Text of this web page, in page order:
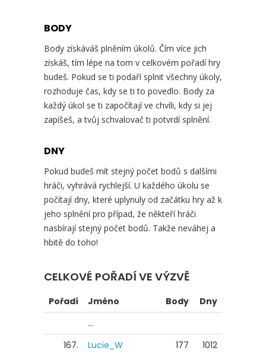
BODY
Body získáváš plněním úkolů. Čím více jich
získáš, tím lépe na tom v celkovém pořadí hry
budeš. Pokud se ti podaří splnit všechny úkoly,
rozhoduje čas, kdy se ti to povedlo. Body za
každý úkol se ti započítají ve chvíli, kdy si jej
zapíšeš, a tvůj schvalovač ti potvrdí splnění.
DNY
Pokud budeš mít stejný počet bodů s dalšími
hráči, vyhrává rychlejší. U každého úkolu se
počítají dny, které uplynuly od začátku hry až k
jeho splnění pro případ, že někteří hráči
nasbírají stejný počet bodů. Takže neváhej a
hbitě do toho!
CELKOVÉ POŘADÍ VE VÝZVĚ
Pořadí Jméno Body
Dny
...
167.
Lucie_W 177 1012